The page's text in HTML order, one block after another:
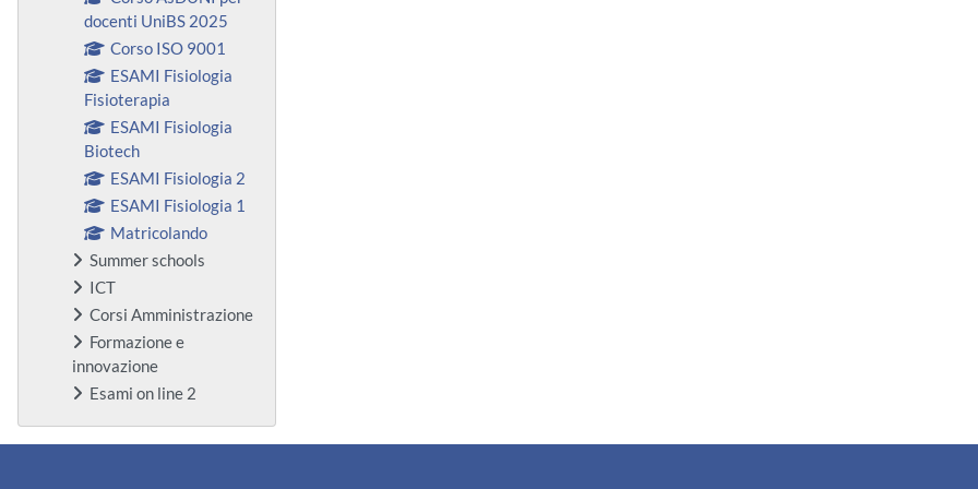
docenti UniBS 2025
Corso ISO 9001
ESAMI Fisiologia
Fisioterapia
ESAMI Fisiologia
Biotech
ESAMI Fisiologia 2
ESAMI Fisiologia 1
Matricolando
Summer schools
ICT
Corsi Amministrazione
Formazione e
innovazione
Esami on line 2